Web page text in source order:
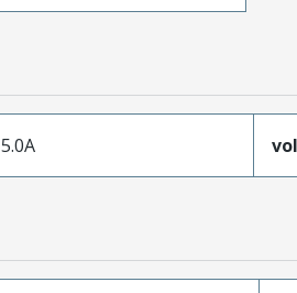
5.0A